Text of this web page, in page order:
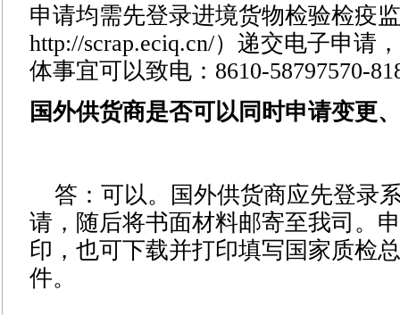
申请均需先登录进境货物检验检疫
http://scrap.eciq.cn/）递交电子申请
体事宜可以致电：8610-58797570-
国外供货商是否可以同时申请变更
答： 可以。
国外供货商应先登录
请，随后将书面材料邮寄至我司。
印，也可下载并打印填写国家质检
件。